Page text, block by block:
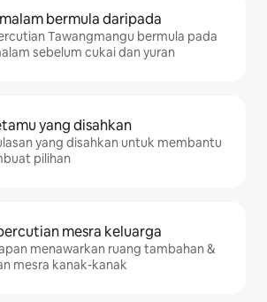
bermula daripada
Tawangmangu bermula pada
sebelum cukai dan yuran
yang disahkan
yang disahkan untuk membantu
pilihan
mesra keluarga
menawarkan ruang tambahan &
mesra kanak-kanak